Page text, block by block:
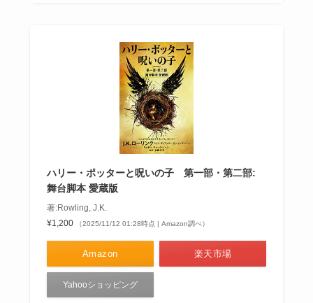
ハリー・ポッターと呪いの子 第一部・第二部:
舞台脚本 愛蔵版
著:Rowling, J.K.
¥1,200
（2025/11/12 01:28時点 | Amazon調べ）
Amazon 楽天市場
Yahooショッピング